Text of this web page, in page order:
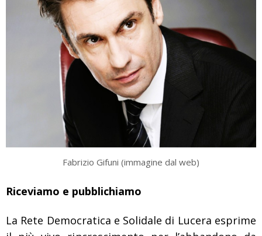
Fabrizio Gifuni (immagine dal web)
Riceviamo e pubblichiamo
La Rete Democratica e Solidale di Lucera esprime